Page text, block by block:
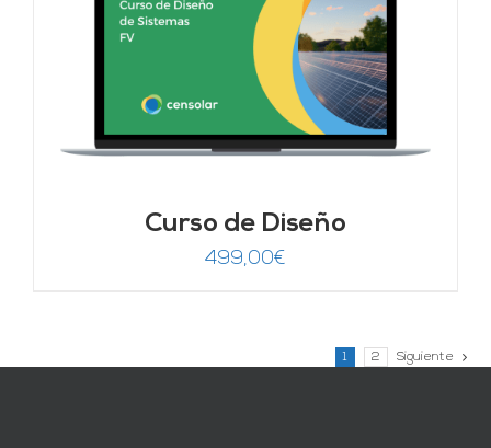
Curso de Diseño
499,00€
1 2 Siguiente